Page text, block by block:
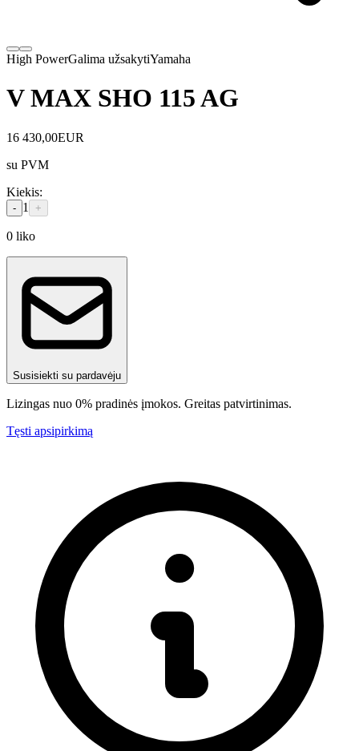
High PowerGalima užsakytiYamaha
V MAX SHO 115 AG
16 430,00EUR
su PVM
Kiekis:
- 1 +
0 liko
Susisiekti su pardavėju
Lizingas nuo 0% pradinės įmokos. Greitas patvirtinimas.
Tęsti apsipirkimą